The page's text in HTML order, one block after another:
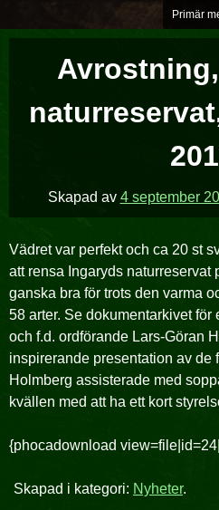
över
Primär
Skapad av 4 september
Vädret var perfekt och ca 20 st
att rensa Ingaryds naturreservat
ganska bra för trots den varma
58 arter. Se dokumentarkivet för
och f.d. ordförande Lars-Göran
inspirerande presentation av de
Holmberg assisterade med
kvällen med att ha ett kort
{phocadownload
Skapad i kategori: Nyheter.